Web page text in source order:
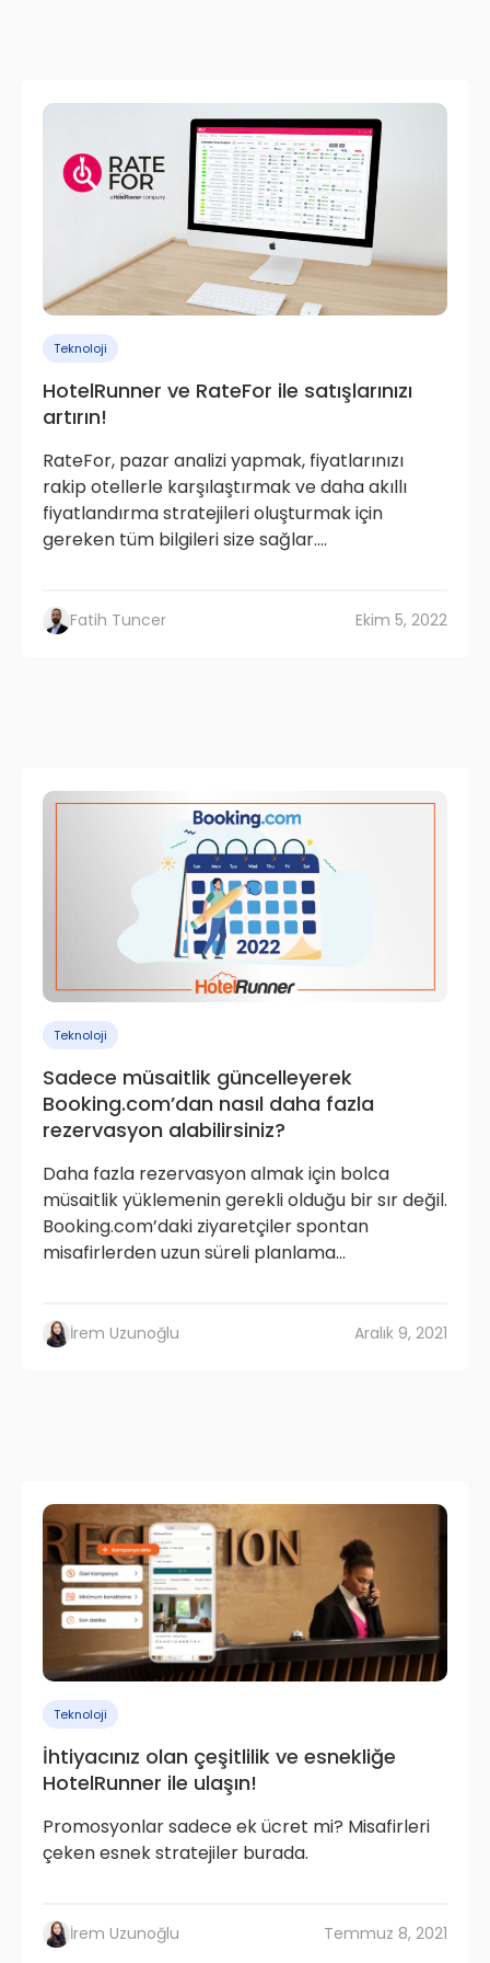
Teknoloji
HotelRunner ve RateFor ile satışlarınızı
artırın!
RateFor, pazar analizi yapmak, fiyatlarınızı
rakip otellerle karşılaştırmak ve daha akıllı
fiyatlandırma stratejileri oluşturmak için
gereken tüm bilgileri size sağlar....
Fatih Tuncer Ekim 5, 2022
Teknoloji
Sadece müsaitlik güncelleyerek
Booking.com’dan nasıl daha fazla
rezervasyon alabilirsiniz?
Daha fazla rezervasyon almak için bolca
müsaitlik yüklemenin gerekli olduğu bir sır değil.
Booking.com’daki ziyaretçiler spontan
misafirlerden uzun süreli planlama...
İrem Uzunoğlu Aralık 9, 2021
Teknoloji
İhtiyacınız olan çeşitlilik ve esnekliğe
HotelRunner ile ulaşın!
Promosyonlar sadece ek ücret mi? Misafirleri
çeken esnek stratejiler burada.
İrem Uzunoğlu Temmuz 8, 2021